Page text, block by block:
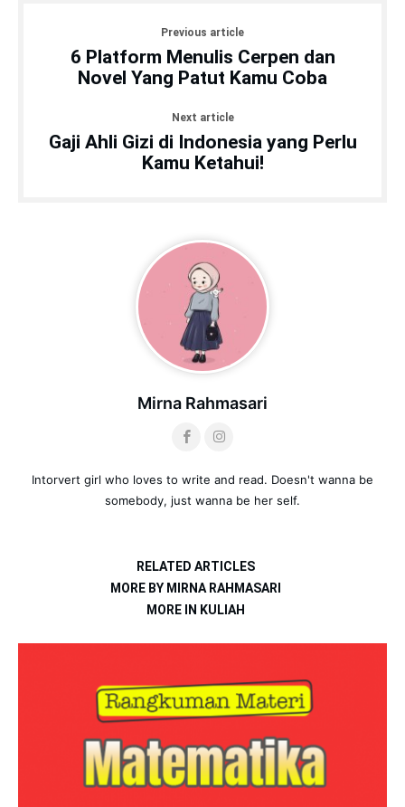
Previous article
6 Platform Menulis Cerpen dan
Novel Yang Patut Kamu Coba
Next article
Gaji Ahli Gizi di Indonesia yang Perlu
Kamu Ketahui!
Mirna Rahmasari
Intorvert girl who loves to write and read. Doesn't wanna be
somebody, just wanna be her self.
RELATED ARTICLES
MORE BY MIRNA RAHMASARI
MORE IN KULIAH